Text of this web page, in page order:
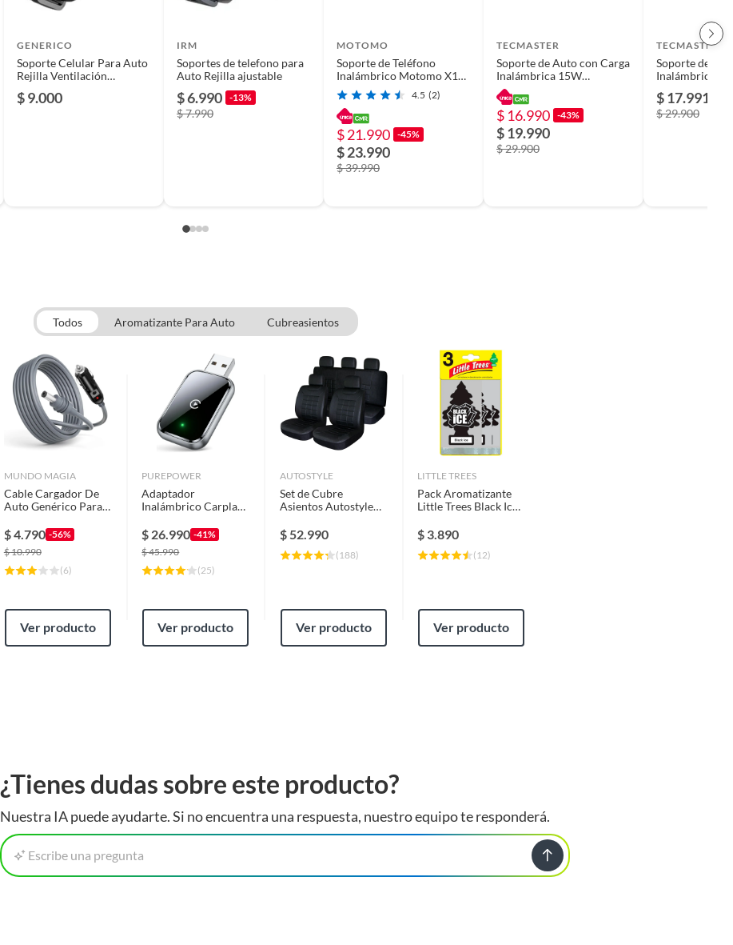
GENERICO
Soporte Celular Para Auto
Rejilla Ventilación
$ 9.000
IRM
Soportes de telefono para
Auto Rejilla ajustable
$ 6.990 -13%
$ 7.990
MOTOMO
Soporte de Teléfono
Inalámbrico Motomo X11
para auto Fast Charge
15W
4.5 (2)
$ 21.990 -45%
$ 23.990
$ 39.990
TECMASTER
Soporte de Auto con Carga
Inalámbrica 15W
Tecmaster TM200543
$ 16.990 -43%
$ 19.990
$ 29.900
TECMASTER
Soporte de
Inalámbrica
$ 17.991
$ 29.900
Todos Aromatizante Para Auto Cubreasientos
MUNDO MAGIA
Cable Cargador De
Auto Genérico Para
Negro
$4.790 -56%
$10.990
(6)
Ver producto
PUREPOWER
Adaptador
Inalámbrico Carplay
Android Auto
$ 26.990 -41%
$45.990
(25)
Ver producto
AUTOSTYLE
Set de Cubre
Asientos Autostyle
Piezas
$ 52.990
( 188)
Ver producto
LITTLE TREES
Pack Aromatizante
Little Trees Black Ice
Unidades
$ 3.890
( 12)
Ver producto
¿Tienes dudas sobre este producto?
Nuestra IA puede ayudarte. Si no encuentra una respuesta, nuestro equipo te responderá.
Escribe una pregunta